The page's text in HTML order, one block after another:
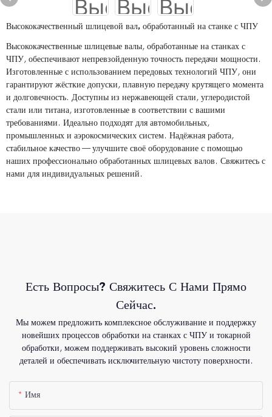
Высококачественный шлицевой вал, обработанный на станке с ЧПУ
Высококачественные шлицевые валы, обработанные на станках с
ЧПУ, обеспечивают непревзойденную точность передачи мощности.
Изготовленные с использованием передовых технологий ЧПУ, они
гарантируют жёсткие допуски, плавную передачу крутящего момента
и долговечность. Доступны из нержавеющей стали, углеродистой
стали или титана, изготовленные в соответствии с вашими
требованиями. Идеально подходят для автомобильных,
промышленных и аэрокосмических систем. Надёжная работа,
стабильное качество — улучшите своё оборудование с помощью
наших профессионально обработанных шлицевых валов. Свяжитесь с
нами для индивидуальных решений.
Есть Вопросы? Свяжитесь С Нами Прямо
Сейчас.
Мы можем предложить комплексное обслуживание и поддержку
новейших процессов обработки на станках с ЧПУ и токарной
обработки, можем поддерживать высокий уровень сложности
деталей и обеспечивать исключительную чистоту поверхности.
Имя